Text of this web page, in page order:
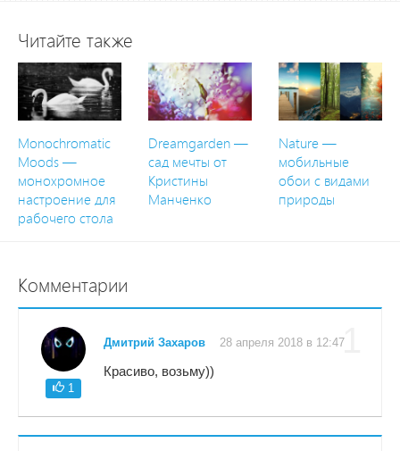
Читайте также
Monochromatic
Moods —
монохромное
настроение для
рабочего стола
Dreamgarden —
сад мечты от
Кристины
Манченко
Nature —
мобильные
обои с видами
природы
Комментарии
1
1
Дмитрий Захаров 28 апреля 2018 в 12:47
Красиво, возьму))